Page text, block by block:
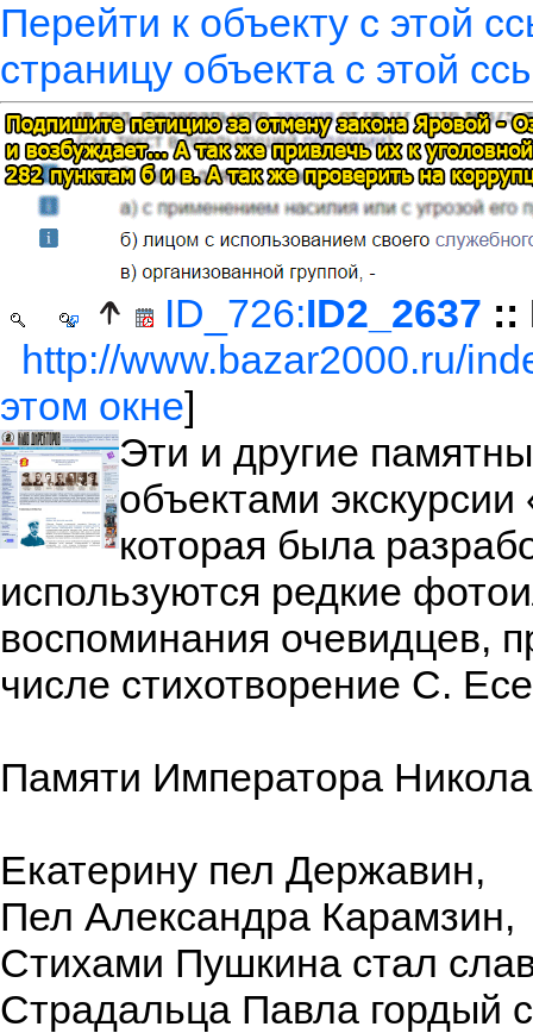
Перейти к объекту с этой
страницу объекта с этой
ID_726:ID2_2637 ::
http://www.bazar2000.ru/
этом окне]
Эти и другие
объектами
которая была
используются редкие
воспоминания очевидцев,
числе стихотворение С.
Памяти Императора
Екатерину пел Державин,
Пел Александра Карамзин,
Стихами Пушкина стал
Страдальца Павла гордый